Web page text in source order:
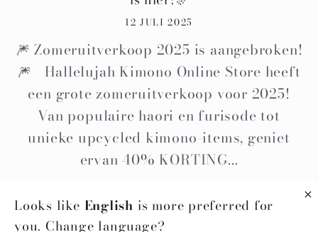
12 JULI 2025
🎆 Zomeruitverkoop 2025 is aangebroken!
🎆 Hallelujah Kimono Online Store heeft
een grote zomeruitverkoop voor 2025!
Van populaire haori en furisode tot
unieke upcycled kimono-items, geniet
ervan 40% KORTING...
Looks like English is more preferred for
you. Change language?